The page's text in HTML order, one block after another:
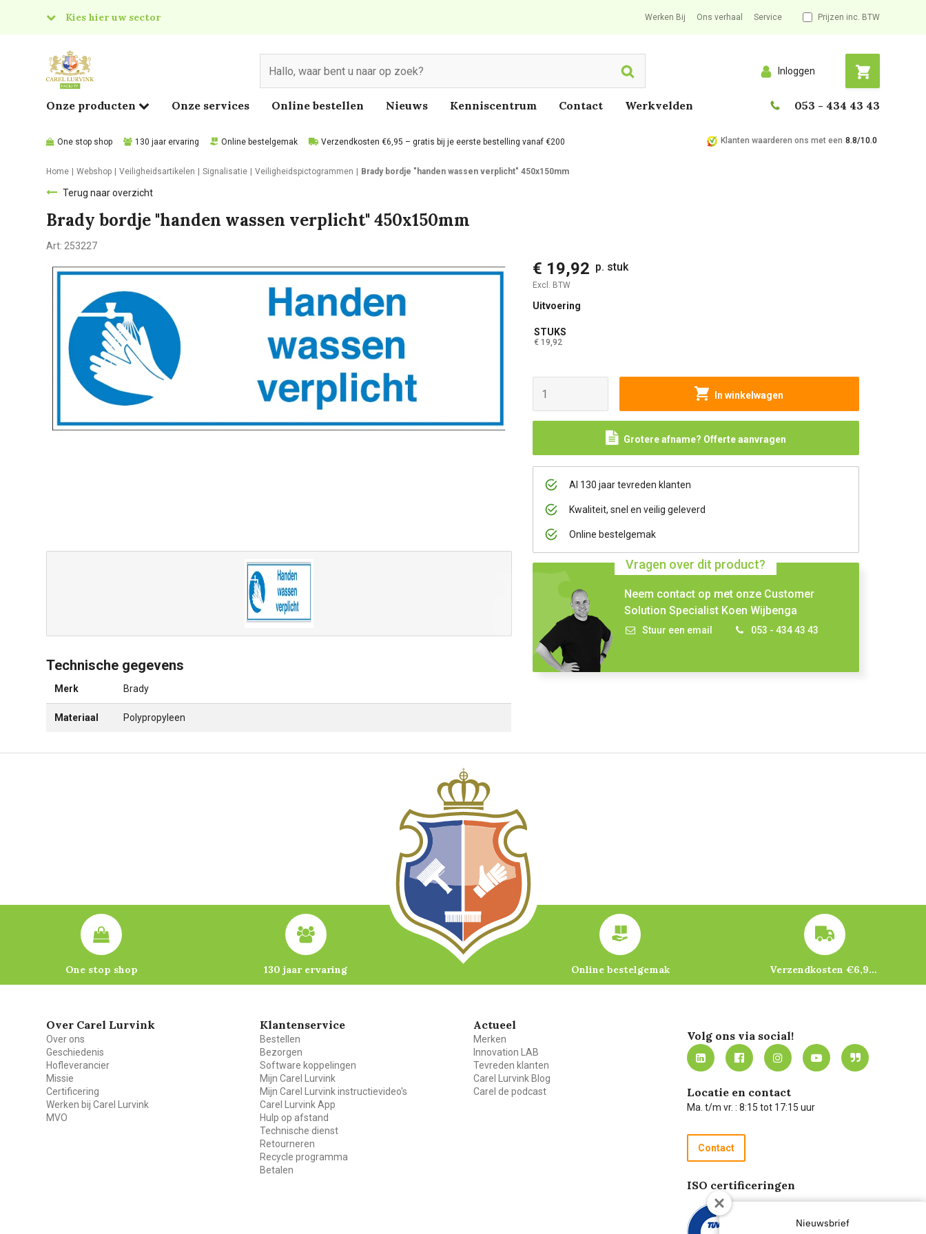
Kies hier uw sector
Food
Werken Bij Ons verhaal Service Prijzen inc. BTW
Search Inloggen
Onze producten Onze services Online bestellen Nieuws Kenniscentrum Contact Werkvelden 053 - 434 43 43
One stop shop 130 jaar ervaring Online bestelgemak Verzendkosten €6,95 – gratis bij je eerste bestelling vanaf €200 Klanten waarderen ons met een 8.8/10.0
Home Webshop Veiligheidsartikelen Signalisatie Veiligheidspictogrammen Brady bordje "handen wassen verplicht" 450x150mm
Terug naar overzicht
Brady bordje "handen wassen verplicht" 450x150mm
Art: 253227
€ 19,92 p. stuk
Excl. BTW
Uitvoering
STUKS
€ 19,92
In winkelwagen
Grotere afname? Offerte aanvragen
Al 130 jaar tevreden klanten
Kwaliteit, snel en veilig geleverd
Online bestelgemak
Vragen over dit product?
Neem contact op met onze Customer
Solution Specialist Koen Wijbenga
Stuur een email 053 - 434 43 43
Technische gegevens
Merk Brady
Materiaal Polypropyleen
One stop shop 130 jaar ervaring Online bestelgemak Verzendkosten €6,95 – gratis bij je eerste bestelling vanaf €200
Over Carel Lurvink
Over ons
Geschiedenis
Hofleverancier
Missie
Certificering
Werken bij Carel Lurvink
MVO
Klantenservice
Bestellen
Bezorgen
Software koppelingen
Mijn Carel Lurvink
Mijn Carel Lurvink instructievideo's
Carel Lurvink App
Hulp op afstand
Technische dienst
Retourneren
Recycle programma
Betalen
Actueel
Merken
Innovation LAB
Tevreden klanten
Carel Lurvink Blog
Carel de podcast
Volg ons via social!
Locatie en contact
Ma. t/m vr. : 8:15 tot 17:15 uur
Contact
ISO certificeringen
Nieuwsbrief